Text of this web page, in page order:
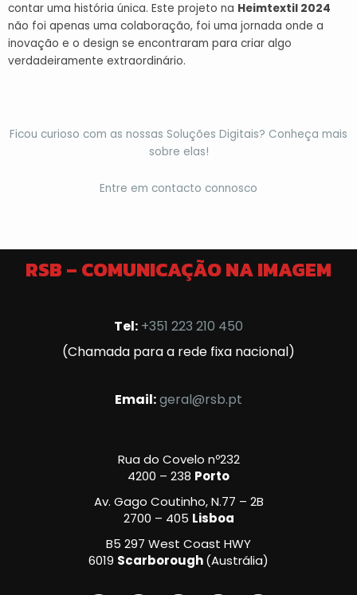
contar uma história única. Este projeto na Heimtextil 2024
não foi apenas uma colaboração, foi uma jornada onde a
inovação e o design se encontraram para criar algo
verdadeiramente extraordinário.
Ficou curioso com as nossas Soluções Digitais? Conheça mais
sobre elas!
Entre em contacto connosco
RSB – COMUNICAÇÃO NA IMAGEM
Tel: +351 223 210 450
(Chamada para a rede fixa nacional)
Email:geral@rsb.pt
Rua do Covelo nº232
4200 – 238 Porto
Av. Gago Coutinho, N.77 – 2B
2700 – 405 Lisboa
B5 297 West Coast HWY
6019 Scarborough(Austrália)